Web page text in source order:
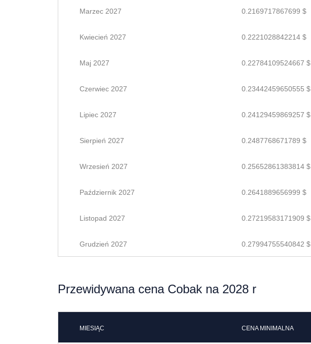
Marzec 2027 0.2169717867699 $
Kwiecień 2027 0.2221028842214 $
Maj 2027 0.22784109524667 $
Czerwiec 2027 0.23442459650555 $
Lipiec 2027 0.24129459869257 $
Sierpień 2027 0.2487768671789 $
Wrzesień 2027 0.25652861383814 $
Październik 2027 0.2641889656999 $
Listopad 2027 0.27219583171909 $
Grudzień 2027 0.27994755540842 $
Przewidywana cena Cobak na 2028 r
MIESIĄC CENA MINIMALNA